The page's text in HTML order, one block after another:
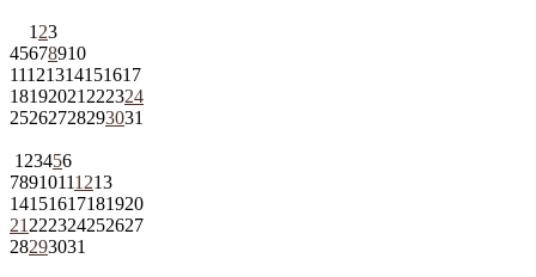
1 23
45678910
11121314151617
18192021 222324
25262728293031
1 23456
78910111213
14151617181920
21 222324252627
28293031